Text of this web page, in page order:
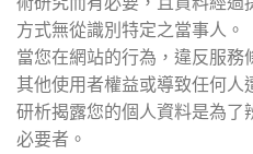
方式無從識別特定之當事人。
當您在網站的行為，違反服
其他使用者權益或導致任何人
研析揭露您的個人資料是為了
必要者。